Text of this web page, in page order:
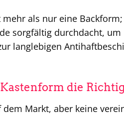
mehr als nur eine
sorgfältig durchdacht,
langlebigen
die
dem Markt, aber keine